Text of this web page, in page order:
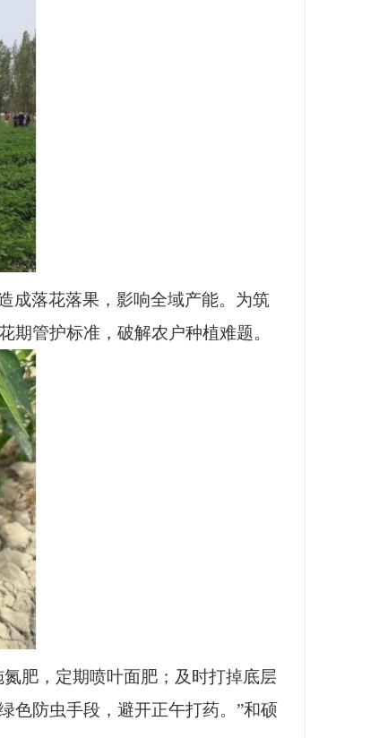
成落花落果，影响全域产能。为筑
管护标准，破解农户种植难题。
肥，定期喷叶面肥；及时打掉底层
色防虫手段，避开正午打药。”和硕